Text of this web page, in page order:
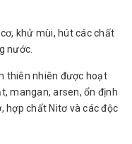
khử mùi, hút các chất
nước.
thiên nhiên được hoạt
mangan, arsen, ổn định
hợp chất Nitơ và các độc